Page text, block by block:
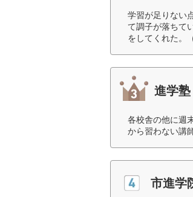
学習が足りない
て調子が落ちて
をしてくれた。
進学
各校舎の他に週
から習わない講
市進学